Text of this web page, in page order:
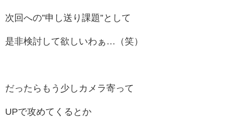
次回への”申し送り課題”として
是非検討して欲しいわぁ…（笑）
だったらもう少しカメラ寄って
UPで攻めてくるとか